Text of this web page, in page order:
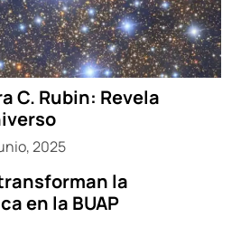
C. Rubin: Revela
2025
la
en la BUAP